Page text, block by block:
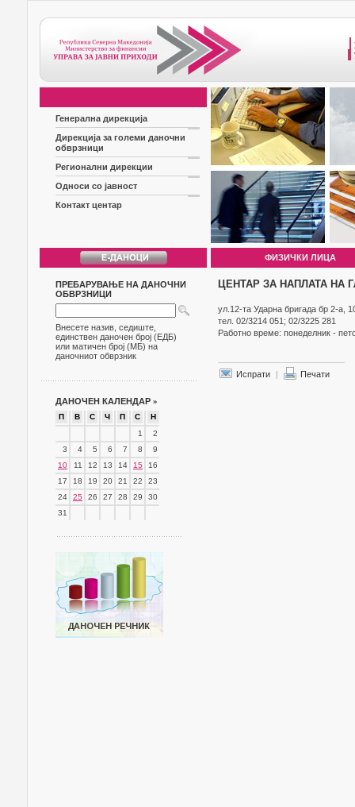
Генерална дирекција
Дирекција за големи даночни
обврзници
Регионални дирекции
Односи со јавност
Контакт центар
ФИЗИЧКИ ЛИЦА
ПРЕБАРУВАЊЕ НА ДАНОЧНИ
ОБВРЗНИЦИ
Внесете назив, седиште,
единствен даночен број (ЕДБ)
или матичен број (МБ) на
даночниот обврзник
ДАНОЧЕН КАЛЕНДАР »
П В С Ч П С
Н
1
2
3
4 5 6 7 8
9
10
11 12 13 14 15
16
17
18 19 20 21 22
23
24
25 26 27 28 29
30
31
ЦЕНТАР ЗА НАПЛАТА НА
ул.12-та Ударна бригада бр 2-а,
тел. 02/3214 051; 02/3225 281
Работно време: понеделник -
Испрати | Печати